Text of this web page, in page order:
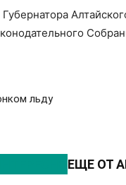
льду
ЕЩЕ ОТ